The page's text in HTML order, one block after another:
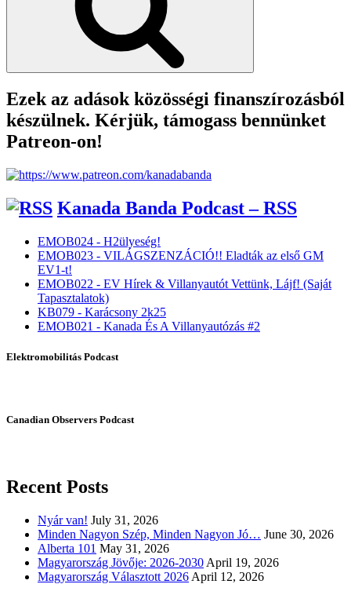
Ezek az adások közösségi finanszírozásból
készülnek. Kérjük, támogass bennünket
Patreon-on!
Kanada Banda Podcast – RSS
EMOB024 - H2ülyeség!
EMOB023 - VILÁGSZENZÁCIÓ!! Eladták az első GM
EV1-t!
EMOB022 - EV Hírek & Villanyautót Vettünk, Lájf! (Saját
Tapasztalatok)
KB079 - Karácsony 2k25
EMOB021 - Kanada És A Villanyautózás #2
Elektromobilitás Podcast
Canadian Observers Podcast
Recent Posts
Nyár van! July 31, 2026
Minden Nagyon Szép, Minden Nagyon Jó… June 30, 2026
Alberta 101 May 31, 2026
Magyarország Jövője: 2026-2030 April 19, 2026
Magyarország Választott 2026 April 12, 2026